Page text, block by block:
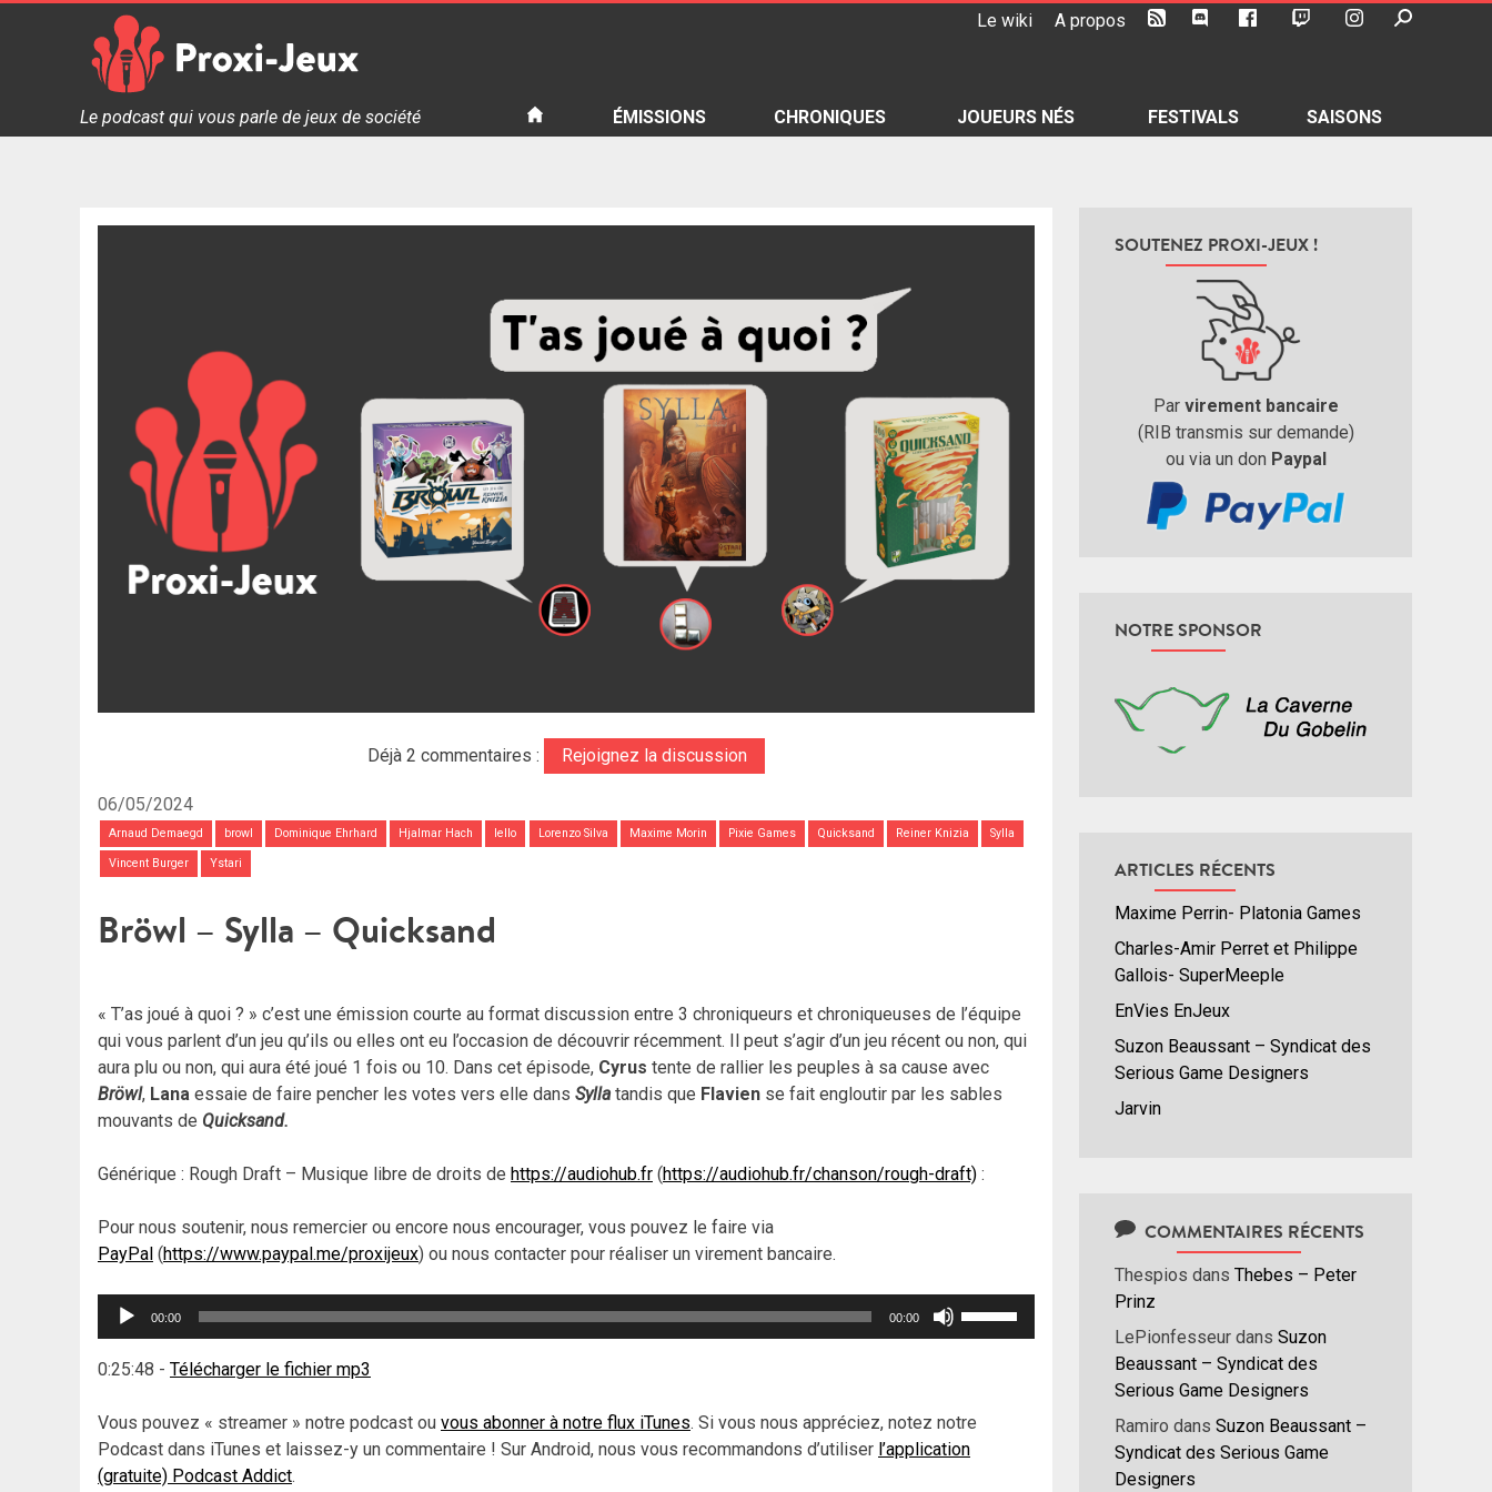
Le wiki A propos
Proxi Jeux - Le podcast qui vous parle de jeux de société
Le podcast qui vous parle de jeux de société ÉMISSIONS CHRONIQUES JOUEURS NÉS FESTIVALS SAISONS
Déjà 2 commentaires : Rejoignez la discussion
06/05/2024
Arnaud Demaegd browl Dominique Ehrhard Hjalmar Hach Iello Lorenzo Silva Maxime Morin Pixie Games Quicksand Reiner Knizia Sylla
Vincent Burger Ystari
Bröwl – Sylla – Quicksand
« T’as joué à quoi ? » c’est une émission courte au format discussion entre 3 chroniqueurs et chroniqueuses de l’équipe
qui vous parlent d’un jeu qu’ils ou elles ont eu l’occasion de découvrir récemment. Il peut s’agir d’un jeu récent ou non, qui
aura plu ou non, qui aura été joué 1 fois ou 10. Dans cet épisode, Cyrus tente de rallier les peuples à sa cause avec
Bröwl, Lana essaie de faire pencher les votes vers elle dans Sylla tandis que Flavien se fait engloutir par les sables
mouvants de Quicksand.
Générique : Rough Draft – Musique libre de droits de https://audiohub.fr (https://audiohub.fr/chanson/rough-draft) :
Pour nous soutenir, nous remercier ou encore nous encourager, vous pouvez le faire via
PayPal (https://www.paypal.me/proxijeux) ou nous contacter pour réaliser un virement bancaire.
Lecteur
00:00 00:00
0:25:48 - Télécharger le fichier mp3
Vous pouvez « streamer » notre podcast ou vous abonner à notre flux iTunes. Si vous nous appréciez, notez notre
Podcast dans iTunes et laissez-y un commentaire ! Sur Android, nous vous recommandons d’utiliser l’application
(gratuite) Podcast Addict.
SOUTENEZ PROXI-JEUX !
Par virement bancaire
(RIB transmis sur demande)
ou via un don Paypal
NOTRE SPONSOR
ARTICLES RÉCENTS
Maxime Perrin- Platonia Games
Charles-Amir Perret et Philippe
Gallois- SuperMeeple
EnVies EnJeux
Suzon Beaussant – Syndicat des
Serious Game Designers
Jarvin
COMMENTAIRES RÉCENTS
Thespios dans Thebes – Peter
Prinz
LePionfesseur dans Suzon
Beaussant – Syndicat des
Serious Game Designers
Ramiro dans Suzon Beaussant –
Syndicat des Serious Game
Designers